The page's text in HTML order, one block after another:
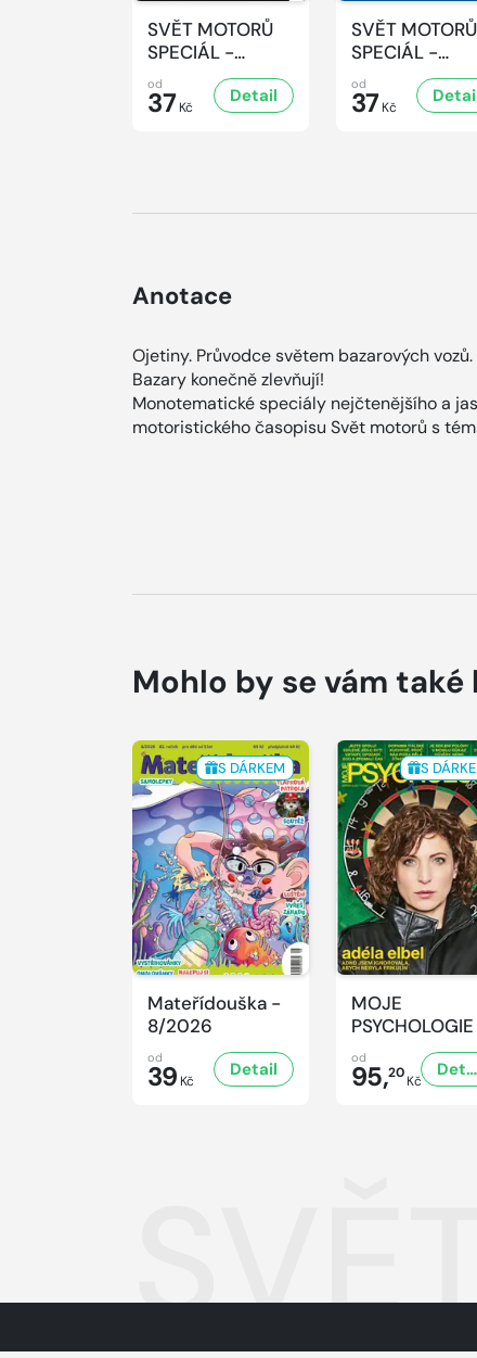
SVĚT MOTORŮ
SPECIÁL -
2/2026
od
37 Kč
Detail
SVĚT MOTORŮ
SPECIÁL -
1/2026
od
37 Kč
Anotace
Ojetiny. Průvodce světem bazarových
Bazary konečně zlevňují!
Monotematické speciály nejčtenějšího a
motoristického časopisu Svět motorů s
Mohlo by se vám
S DÁRKEM
Mateřídouška -
8/2026
od
39 Kč
Detail
S
MOJE
8/2026
od
95,20Kč
Detail